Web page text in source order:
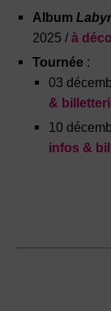
Album
2025 /à
Tournée :
03
&
10
infos &